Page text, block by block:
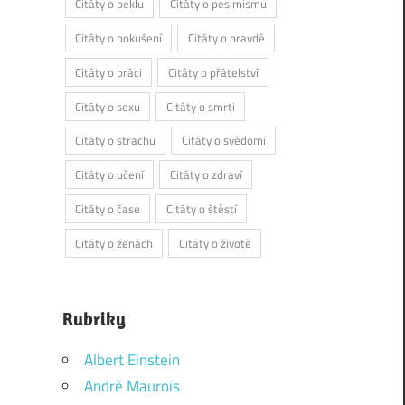
Citáty o peklu
Citáty o pesimismu
Citáty o pokušení
Citáty o pravdě
Citáty o práci
Citáty o přátelství
Citáty o sexu
Citáty o smrti
Citáty o strachu
Citáty o svědomí
Citáty o učení
Citáty o zdraví
Citáty o čase
Citáty o štěstí
Citáty o ženách
Citáty o životě
Rubriky
Albert Einstein
André Maurois